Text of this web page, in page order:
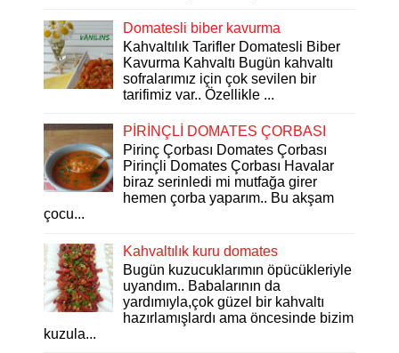
Domatesli biber kavurma
Kahvaltılık Tarifler Domatesli Biber
Kavurma Kahvaltı Bugün kahvaltı
sofralarımız için çok sevilen bir
tarifimiz var.. Özellikle ...
PİRİNÇLİ DOMATES ÇORBASI
Pirinç Çorbası Domates Çorbası
Pirinçli Domates Çorbası Havalar
biraz serinledi mi mutfağa girer
hemen çorba yaparım.. Bu akşam
çocu...
Kahvaltılık kuru domates
Bugün kuzucuklarımın öpücükleriyle
uyandım.. Babalarının da
yardımıyla,çok güzel bir kahvaltı
hazırlamışlardı ama öncesinde bizim
kuzula...